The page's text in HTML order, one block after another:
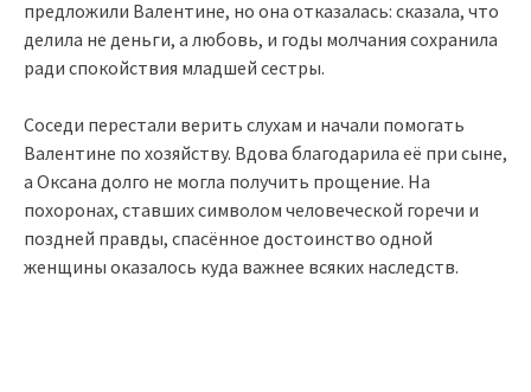
предложили Валентине, но она отказалась: сказала, что
делила не деньги, а любовь, и годы молчания сохранила
ради спокойствия младшей сестры.
Соседи перестали верить слухам и начали помогать
Валентине по хозяйству. Вдова благодарила её при сыне,
а Оксана долго не могла получить прощение. На
похоронах, ставших символом человеческой горечи и
поздней правды, спасённое достоинство одной
женщины оказалось куда важнее всяких наследств.